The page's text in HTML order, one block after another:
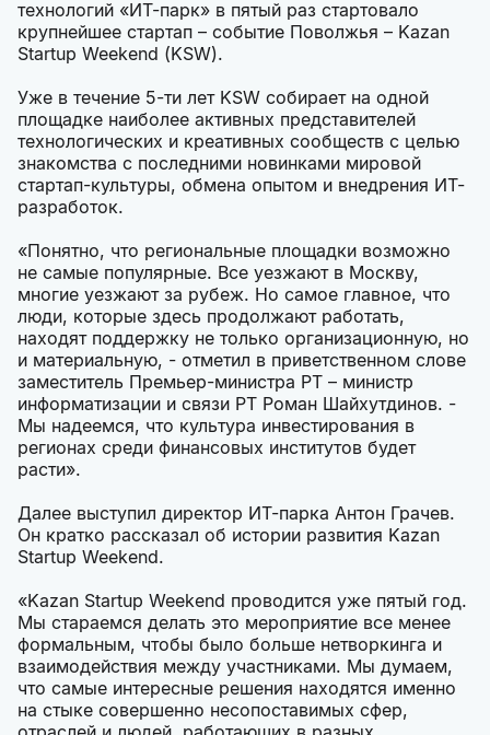
технологий «ИТ-парк» в пятый раз стартовало
крупнейшее стартап – событие Поволжья – Kazan
Startup Weekend (KSW).
Уже в течение 5-ти лет KSW собирает на одной
площадке наиболее активных представителей
технологических и креативных сообществ с целью
знакомства с последними новинками мировой
стартап-культуры, обмена опытом и внедрения ИТ-
разработок.
«Понятно, что региональные площадки возможно
не самые популярные. Все уезжают в Москву,
многие уезжают за рубеж. Но самое главное, что
люди, которые здесь продолжают работать,
находят поддержку не только организационную, но
и материальную, - отметил в приветственном слове
заместитель Премьер-министра РТ – министр
информатизации и связи РТ Роман Шайхутдинов. -
Мы надеемся, что культура инвестирования в
регионах среди финансовых институтов будет
расти».
Далее выступил директор ИТ-парка Антон Грачев.
Он кратко рассказал об истории развития Kazan
Startup Weekend.
«Kazan Startup Weekend проводится уже пятый год.
Мы стараемся делать это мероприятие все менее
формальным, чтобы было больше нетворкинга и
взаимодействия между участниками. Мы думаем,
что самые интересные решения находятся именно
на стыке совершенно несопоставимых сфер,